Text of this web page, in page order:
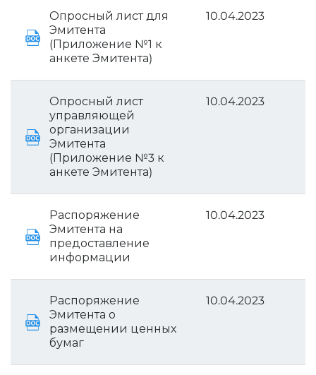
Опросный лист для
Эмитента
(Приложение №1 к
анкете Эмитента)
10.04.2023
Опросный лист
управляющей
организации
Эмитента
(Приложение №3 к
анкете Эмитента)
10.04.2023
Распоряжение
Эмитента на
предоставление
информации
10.04.2023
Распоряжение
Эмитента о
размещении ценных
бумаг
10.04.2023